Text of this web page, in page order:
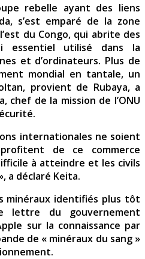
rebelle ayant des liens
s’est emparé de la zone
du Congo, qui abrite des
essentiel utilisé dans la
et d’ordinateurs. Plus de
mondial en tantale, un
provient de Rubaya, a
chef de la mission de l’ONU
internationales ne soient
de ce commerce
à atteindre et les civils
a déclaré Keita.
minéraux identifiés plus tôt
lettre du gouvernement
sur la connaissance par
de « minéraux du sang »